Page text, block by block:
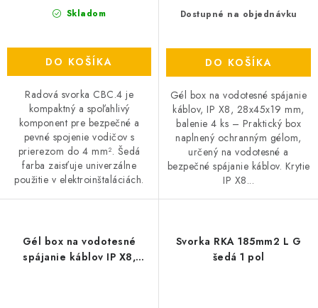
Skladom
DO KOŠÍKA
Radová svorka CBC.4 je
kompaktný a spoľahlivý
komponent pre bezpečné a
pevné spojenie vodičov s
prierezom do 4 mm². Šedá
farba zaisťuje univerzálne
použitie v elektroinštaláciách.
Dostupné na objednávku
DO KOŠÍKA
Gél box na vodotesné spájanie
káblov, IP X8, 28x45x19 mm,
balenie 4 ks – Praktický box
naplnený ochranným gélom,
určený na vodotesné a
bezpečné spájanie káblov. Krytie
IP X8...
Gél box na vodotesné
spájanie káblov IP X8,
Svorka RKA 185mm2 L G
šedá 1 pol